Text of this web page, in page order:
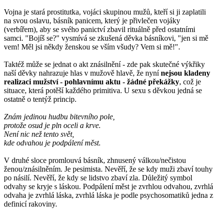
Vojna je stará prostitutka, vojáci skupinou mužů, kteří si ji zaplatili
na svou oslavu, básník panicem, který je přivlečen vojáky
(verbířem), aby se svého panictví zbavil rituálně před ostatními
samci. "Bojíš se?" vysmívá se zkušená děvka básníkovi, "jen si mě
vem! Měl jsi někdy ženskou se vším všudy? Vem si mě!".
Taktéž může se jednat o akt znásilnění - zde pak skutečné výkřiky
naší děvky nahrazuje hlas v mužově hlavě, že nynínejsou kladeny
realizaci mužství - pohlavnímu aktu - žádné překážky, což je
situace, která potěší každého primitiva. U sexu s děvkou jedná se
ostatně o tentýž princip.
Znám jedinou hudbu bitevního pole,
protože osud je pln oceli a krve.
Není nic než tento svět,
kde odvahou je podpálení měst.
V druhé sloce promlouvá básník, zhnusený válkou/nečistou
ženou/znásilněním. Je pesimista. Nevěří, že se kdy muži zbaví touhy
po násilí. Nevěří, že kdy se lidstvo zbaví zla. Důležitý symbol
odvahy se kryje s láskou. Podpálení měst je zvrhlou odvahou, zvrhlá
odvaha je zvrhlá láska, zvrhlá láska je podle psychosomatiků jedna z
definicí rakoviny.